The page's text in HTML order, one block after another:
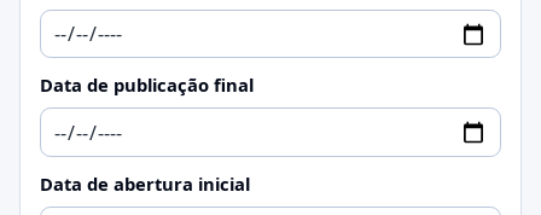
Data de publicação final
Data de abertura inicial